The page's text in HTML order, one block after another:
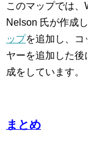
このマップでは
Nelson 氏が作成
ップを追加し、コ
ヤーを追加した
成をしています。
まとめ